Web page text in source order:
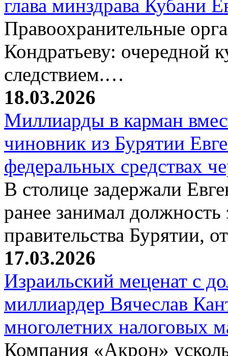
глава минздрава Кубани
Правоохранительные
Кондратьеву: очередной
следствием.…
18.03.2026
Миллиарды в карман
чиновник из Бурятии
федеральных средствах
В столице задержали
ранее занимал должность
правительства Бурятии,
17.03.2026
Израильский меценат с
миллиардер Вячеслав
многолетних налоговых
Компания «Акрон»